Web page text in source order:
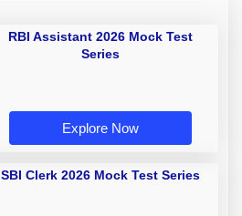
RBI Assistant 2026 Mock Test
Series
Explore Now
SBI Clerk 2026 Mock Test Series